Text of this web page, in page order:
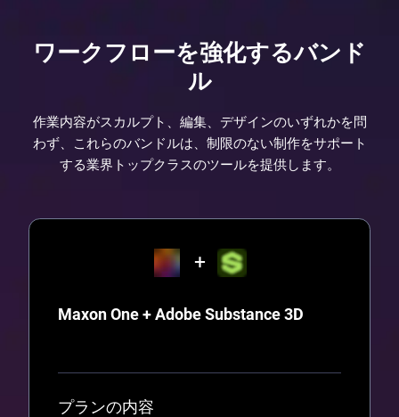
ワークフローを強化するバンド
ル
作業内容がスカルプト、編集、デザインのいずれかを問
わず、これらのバンドルは、制限のない制作をサポート
する業界トップクラスのツールを提供します。
Maxon One + Adobe Substance 3D
プランの内容